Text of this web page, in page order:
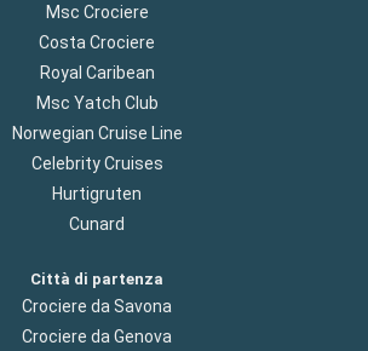
Msc Crociere
Costa Crociere
Royal Caribean
Msc Yatch Club
Norwegian Cruise Line
Celebrity Cruises
Hurtigruten
Cunard
Città di partenza
Crociere da Savona
Crociere da Genova